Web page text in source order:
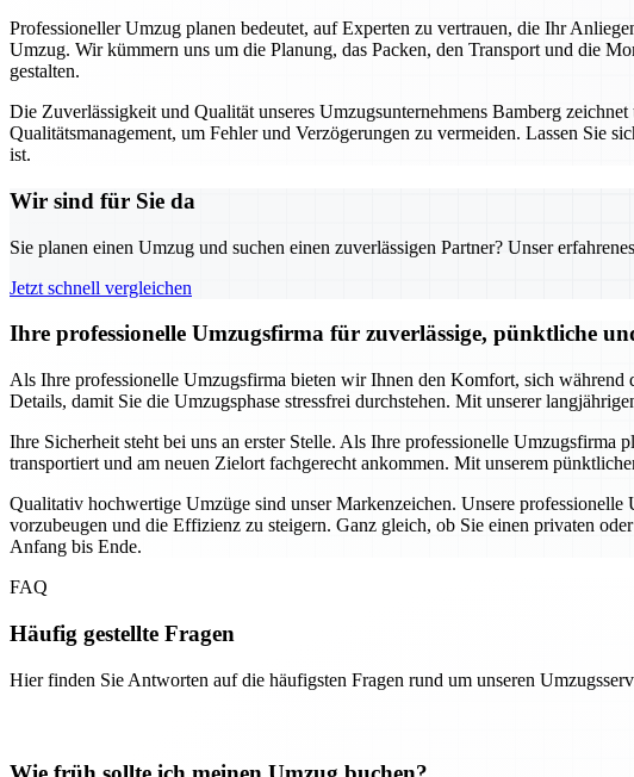
Professioneller Umzug planen bedeutet, auf Experten zu vertrauen, die Ihr
Umzug. Wir kümmern uns um die Planung, das Packen, den Transport und die
gestalten.
Die Zuverlässigkeit und Qualität unseres Umzugsunternehmens Bamberg
Qualitätsmanagement, um Fehler und Verzögerungen zu vermeiden. Lassen Sie
ist.
Wir sind für Sie da
Sie planen einen Umzug und suchen einen zuverlässigen Partner? Unser
Jetzt schnell vergleichen
Ihre professionelle Umzugsfirma für zuverlässige, pünktliche
Als Ihre professionelle Umzugsfirma bieten wir Ihnen den Komfort, sich
Details, damit Sie die Umzugsphase stressfrei durchstehen. Mit unserer
Ihre Sicherheit steht bei uns an erster Stelle. Als Ihre professionelle
transportiert und am neuen Zielort fachgerecht ankommen. Mit unserem
Qualitativ hochwertige Umzüge sind unser Markenzeichen. Unsere
vorzubeugen und die Effizienz zu steigern. Ganz gleich, ob Sie einen privaten
Anfang bis Ende.
FAQ
Häufig gestellte Fragen
Hier finden Sie Antworten auf die häufigsten Fragen rund um unseren